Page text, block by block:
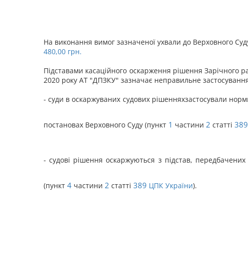
На виконання вимог зазначеної ухвали до Верховного
480,00 грн.
Підставами касаційного оскарження рішення Зарічного
2020 року АТ "ДПЗКУ" зазначає неправильне
- суди в оскаржуваних судових рішенняхзастосували
постановах Верховного Суду (пункт 1 частини 2 статті 389
- судові рішення оскаржуються з підстав,
(пункт 4 частини 2 статті 389 ЦПК України).